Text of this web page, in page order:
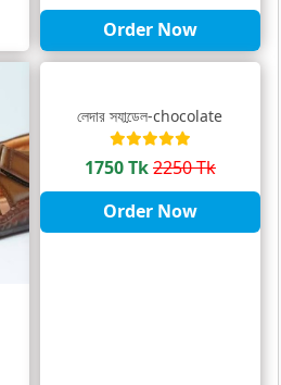
Order Now
লেদার স্যান্ডেল-chocolate
1750 Tk2250 Tk
Order Now